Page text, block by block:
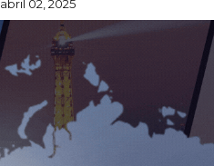
abril 02, 2025